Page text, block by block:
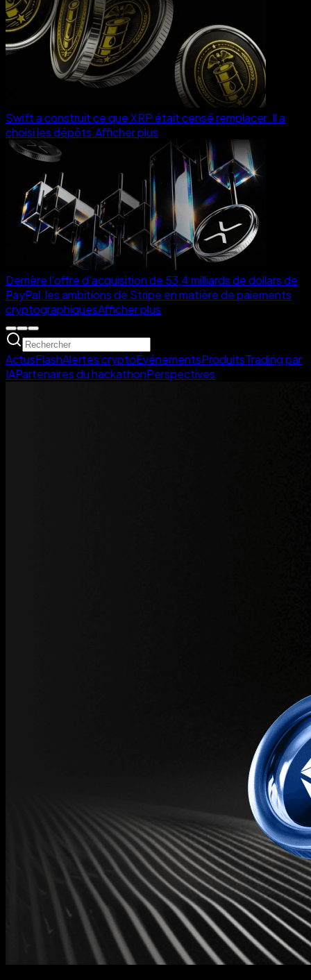
Swift a construit ce que XRP était censé remplacer. Il a
choisi les dépôts.Afficher plus
Derrière l'offre d'acquisition de 53,4 milliards de dollars de
PayPal, les ambitions de Stripe en matière de paiements
cryptographiquesAfficher plus
ActusFlashAlertes cryptoÉvénementsProduitsTrading par
IAPartenaires du hackathonPerspectives